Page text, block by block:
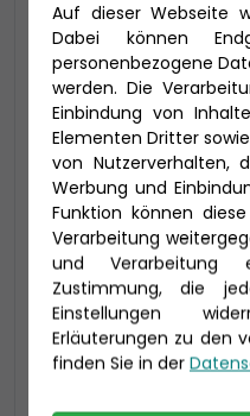
-150 € - Frühbucher
2-Bett Veranda
bevorzugte Lage
Personen), inklusive
Auf dieser Webseite
Dabei können
personenbezogene
werden. Die
Einbindung von
Elementen Dritter
von Nutzerverhalten,
Werbung und
Funktion können
Verarbeitung
und Verarbeitung
Zustimmung, die
Einstellungen
Erläuterungen zu den
finden Sie in der